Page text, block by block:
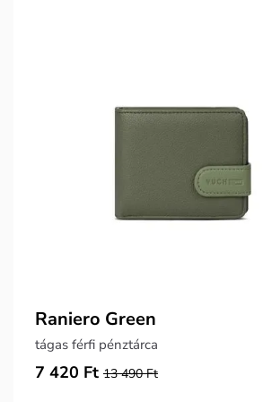
Raniero Green
tágas férfi pénztárca
7 420 Ft 13 490 Ft